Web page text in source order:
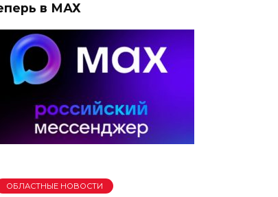
в МАХ
ОБЛАСТНЫЕ НОВОСТИ